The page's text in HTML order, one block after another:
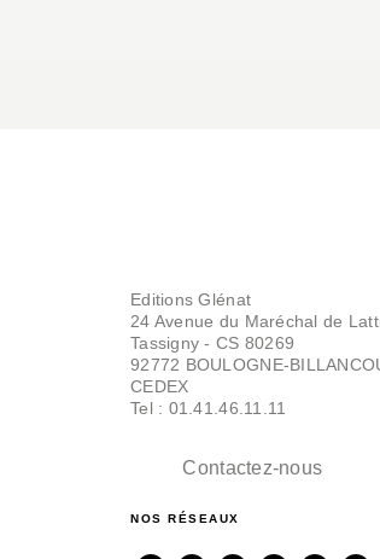
Editions Glénat
24 Avenue du Maréchal de
Tassigny - CS 80269
92772 BOULOGNE-
CEDEX
Tel : 01.41.46.11.11
Contactez-nous
NOS RÉSEAUX